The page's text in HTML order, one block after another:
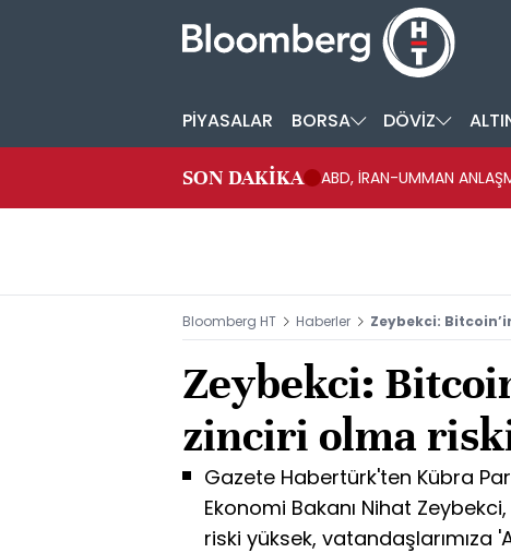
PİYASALAR BORSA DÖVİZ
SON DAKİKA ABD, İRAN-UMMAN
Bloomberg HT Haberler Zeybekci:
Zeybekci:
zinciri olma
Gazete Habertürk'ten Kübra
Ekonomi Bakanı Nihat
riski yüksek, vatandaşlarımıza